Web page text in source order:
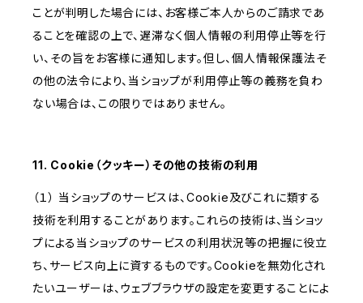
ことが判明した場合には、お客様ご本人からのご請求であ
ることを確認の上で、遅滞なく個人情報の利用停止等を行
い、その旨をお客様に通知します。但し、個人情報保護法そ
の他の法令により、当ショップが利用停止等の義務を負わ
ない場合は、この限りではありません。
11. Cookie（クッキー）その他の技術の利用
（１） 当ショップのサービスは、Cookie及びこれに類する
技術を利用することがあります。これらの技術は、当ショッ
プによる当ショップのサービスの利用状況等の把握に役立
ち、サービス向上に資するものです。Cookieを無効化され
たいユーザーは、ウェブブラウザの設定を変更することによ